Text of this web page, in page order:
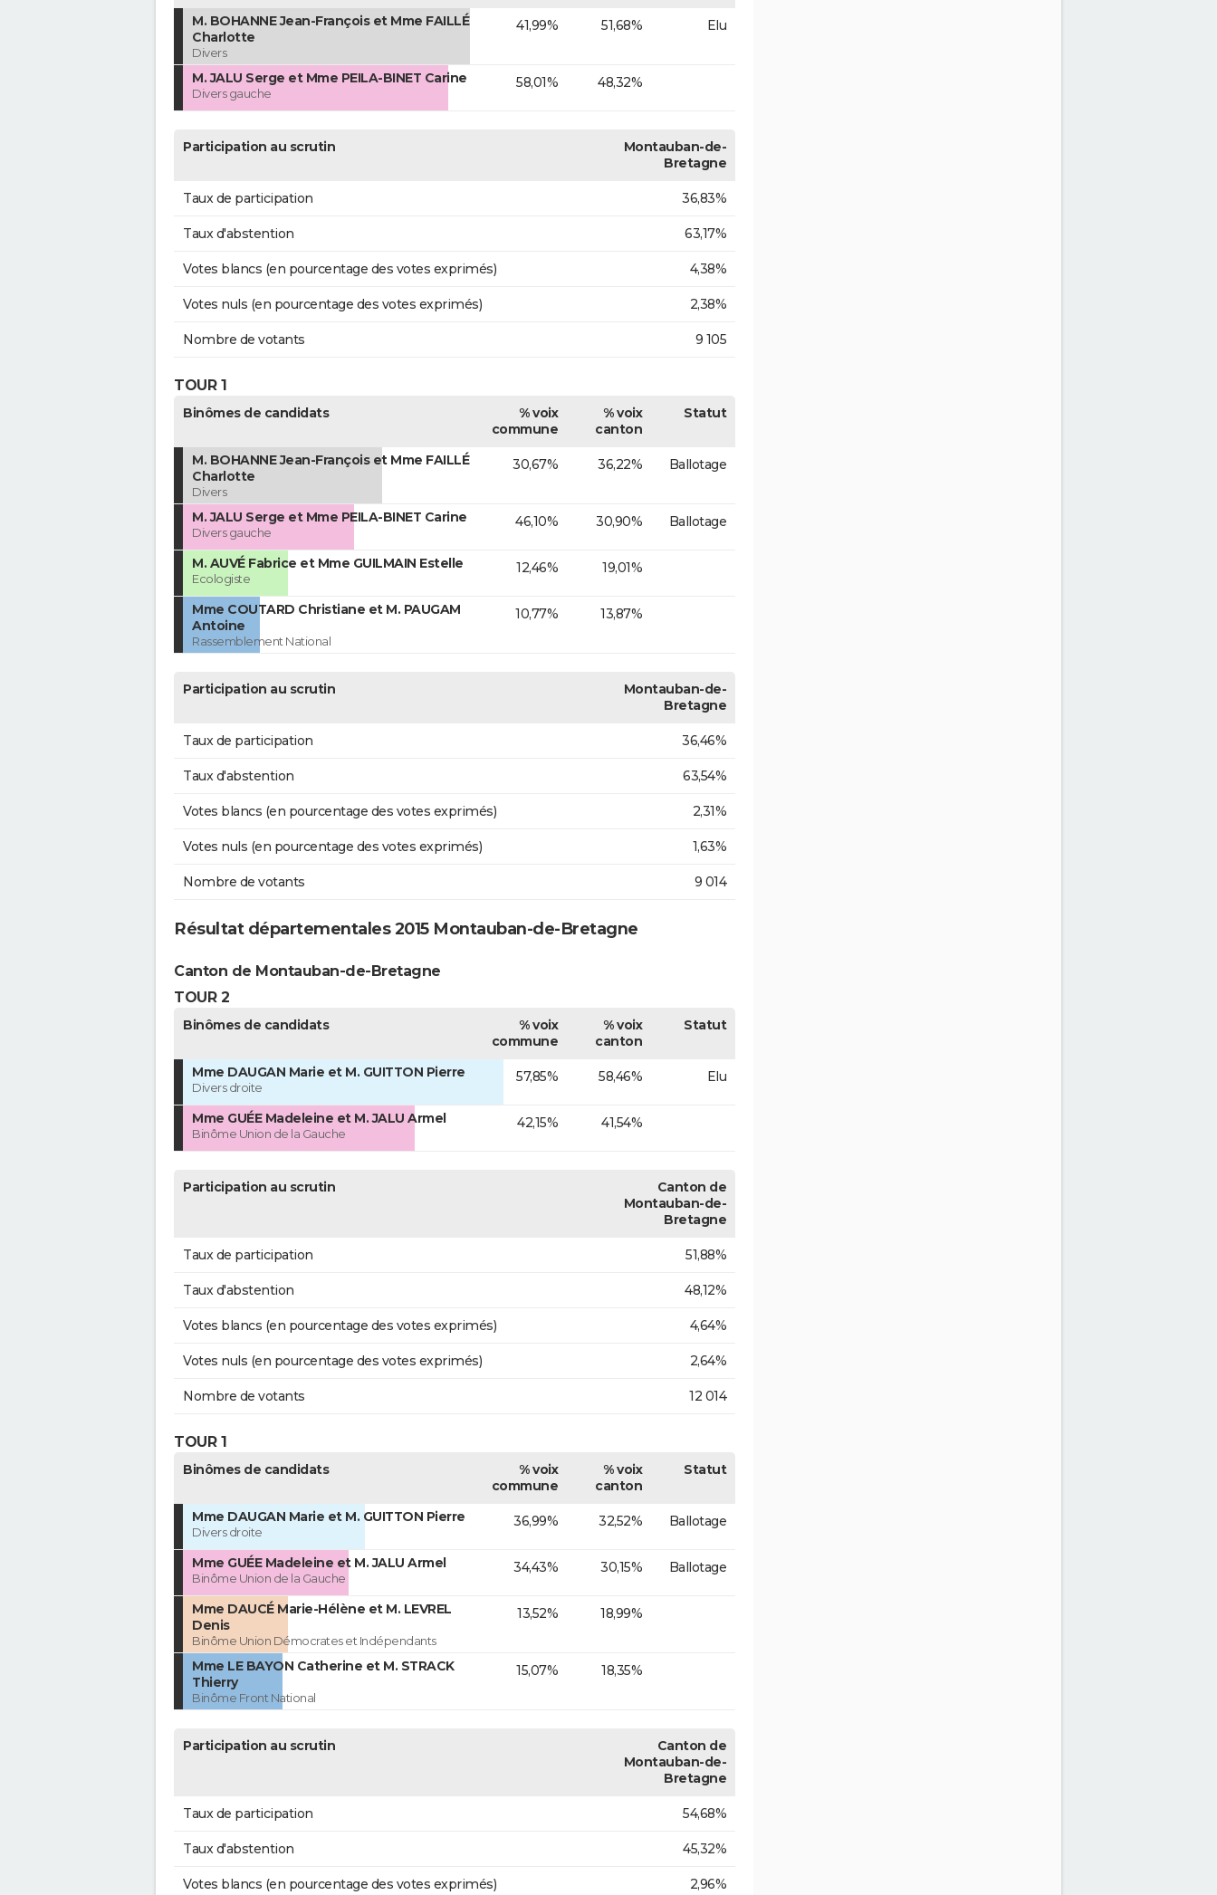
M. BOHANNE Jean-François et Mme FAILLÉ
Charlotte
Divers
41,99% 51,68% Elu
M. JALU Serge et Mme PEILA-BINET Carine
Divers gauche
58,01% 48,32%
Participation au scrutin
Montauban-de-
Bretagne
Taux de participation 36,83%
Taux d'abstention 63,17%
Votes blancs (en pourcentage des votes exprimés) 4,38%
Votes nuls (en pourcentage des votes exprimés) 2,38%
Nombre de votants 9 105
TOUR 1
Binômes de candidats
% voix
commune
% voix
canton
Statut
M. BOHANNE Jean-François et Mme FAILLÉ
Charlotte
Divers
30,67% 36,22% Ballotage
M. JALU Serge et Mme PEILA-BINET Carine
Divers gauche
46,10% 30,90% Ballotage
M. AUVÉ Fabrice et Mme GUILMAIN Estelle
Ecologiste
12,46% 19,01%
Mme COUTARD Christiane et M. PAUGAM
Antoine
Rassemblement National
10,77% 13,87%
Participation au scrutin
Montauban-de-
Bretagne
Taux de participation 36,46%
Taux d'abstention 63,54%
Votes blancs (en pourcentage des votes exprimés) 2,31%
Votes nuls (en pourcentage des votes exprimés) 1,63%
Nombre de votants 9 014
Résultat départementales 2015 Montauban-de-Bretagne
Canton de Montauban-de-Bretagne
TOUR 2
Binômes de candidats
% voix
commune
% voix
canton
Statut
Mme DAUGAN Marie et M. GUITTON Pierre
Divers droite
57,85% 58,46% Elu
Mme GUÉE Madeleine et M. JALU Armel
Binôme Union de la Gauche
42,15% 41,54%
Participation au scrutin
Canton de
Montauban-de-
Bretagne
Taux de participation 51,88%
Taux d'abstention 48,12%
Votes blancs (en pourcentage des votes exprimés) 4,64%
Votes nuls (en pourcentage des votes exprimés) 2,64%
Nombre de votants 12 014
TOUR 1
Binômes de candidats
% voix
commune
% voix
canton
Statut
Mme DAUGAN Marie et M. GUITTON Pierre
Divers droite
36,99% 32,52% Ballotage
Mme GUÉE Madeleine et M. JALU Armel
Binôme Union de la Gauche
34,43% 30,15% Ballotage
Mme DAUCÉ Marie-Hélène et M. LEVREL
Denis
Binôme Union Démocrates et Indépendants
13,52% 18,99%
Mme LE BAYON Catherine et M. STRACK
Thierry
Binôme Front National
15,07% 18,35%
Participation au scrutin
Canton de
Montauban-de-
Bretagne
Taux de participation 54,68%
Taux d'abstention 45,32%
Votes blancs (en pourcentage des votes exprimés) 2,96%